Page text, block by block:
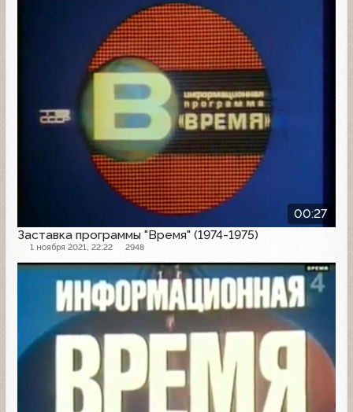
00:27
Заставка программы "Время" (1974-1975)
1 ноября 2021, 22:22 2948